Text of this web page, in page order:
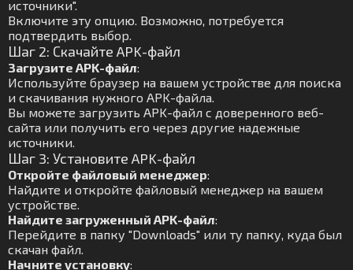
источники".
Включите эту опцию. Возможно, потребуется
подтвердить выбор.
Шаг 2: Скачайте APK-файл
Загрузите APK-файл:
Используйте браузер на вашем устройстве для поиска
и скачивания нужного APK-файла.
Вы можете загрузить APK-файл с доверенного веб-
сайта или получить его через другие надежные
источники.
Шаг 3: Установите APK-файл
Откройте файловый менеджер:
Найдите и откройте файловый менеджер на вашем
устройстве.
Найдите загруженный APK-файл:
Перейдите в папку "Downloads" или ту папку, куда был
скачан файл.
Начните установку: